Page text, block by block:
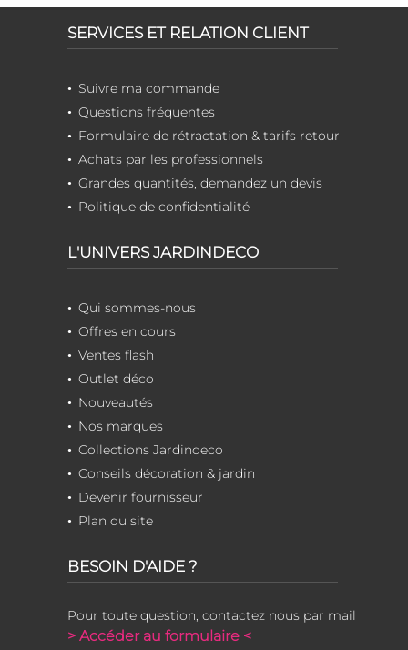
SERVICES ET RELATION CLIENT
Suivre ma commande
Questions fréquentes
Formulaire de rétractation & tarifs retour
Achats par les professionnels
Grandes quantités, demandez un devis
Politique de confidentialité
L'UNIVERS JARDINDECO
Qui sommes-nous
Offres en cours
Ventes flash
Outlet déco
Nouveautés
Nos marques
Collections Jardindeco
Conseils décoration & jardin
Devenir fournisseur
Plan du site
BESOIN D'AIDE ?
Pour toute question, contactez nous par mail
> Accéder au formulaire <